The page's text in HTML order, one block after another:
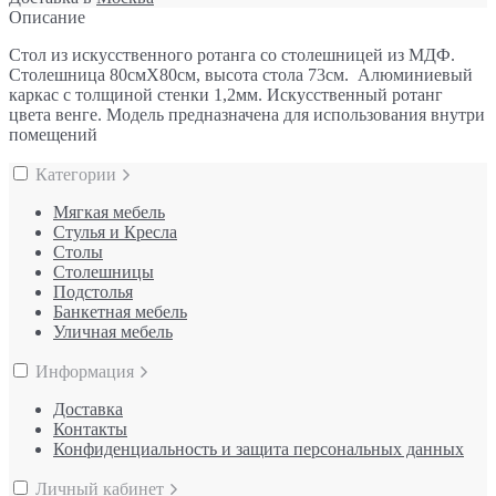
Описание
Стол из искусственного ротанга со столешницей из МДФ.
Столешница 80смХ80см, высота стола 73см. Алюминиевый
каркас с толщиной стенки 1,2мм. Искусственный ротанг
цвета венге. Модель предназначена для использования внутри
помещений
Категории
Мягкая мебель
Стулья и Кресла
Столы
Столешницы
Подстолья
Банкетная мебель
Уличная мебель
Информация
Доставка
Контакты
Конфиденциальность и защита персональных данных
Личный кабинет